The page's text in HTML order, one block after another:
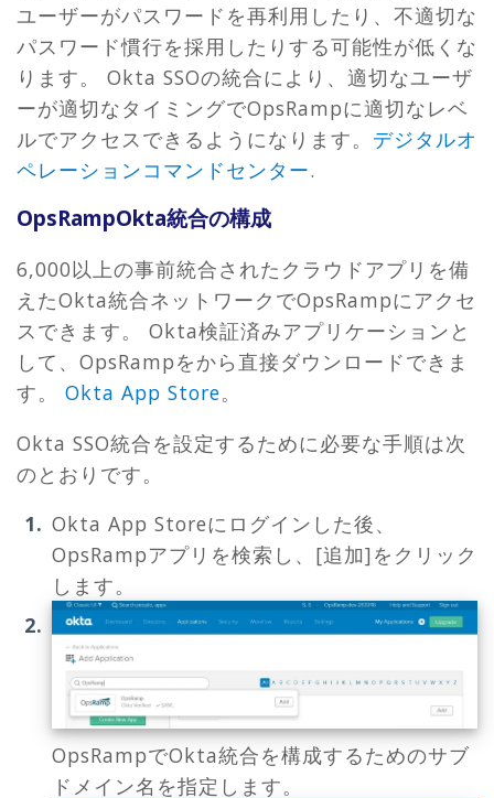
ユーザーがパスワードを再利用したり、不適切な
パスワード慣行を採用したりする可能性が低くな
ります。 Okta SSOの統合により、適切なユーザ
ーが適切なタイミングでOpsRampに適切なレベ
ルでアクセスできるようになります。 デジタルオ
ペレーションコマンドセンター.
OpsRampOkta統合の構成
6,000以上の事前統合されたクラウドアプリを備
えたOkta統合ネットワークでOpsRampにアクセ
スできます。 Okta検証済みアプリケーションと
して、OpsRampをから直接ダウンロードできま
す。 Okta App Store。
Okta SSO統合を設定するために必要な手順は次
のとおりです。
Okta App Storeにログインした後、
OpsRampアプリを検索し、[追加]をクリック
します。
OpsRampでOkta統合を構成するためのサブ
ドメイン名を指定します。